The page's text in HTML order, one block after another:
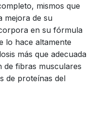
mismos que
mejora de su
en su fórmula
lo hace altamente
más que adecuada
fibras musculares
de proteínas del